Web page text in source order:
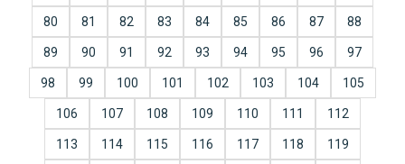
80 81 82 83 84 85 86 87 88
89 90 91 92 93 94 95 96 97
98 99 100 101 102 103 104 105
106 107 108 109 110 111 112
113 114 115 116 117 118 119